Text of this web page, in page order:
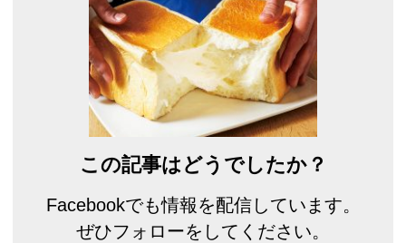
この記事はどうでしたか？
Facebookでも情報を配信しています。
ぜひフォローをしてください。